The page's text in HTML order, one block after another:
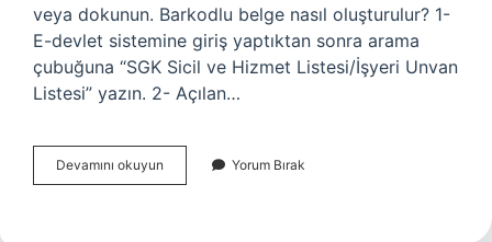
veya dokunun. Barkodlu belge nasıl oluşturulur? 1-
E-devlet sistemine giriş yaptıktan sonra arama
çubuğuna “SGK Sicil ve Hizmet Listesi/İşyeri Unvan
Listesi” yazın. 2- Açılan…
Devamını okuyun
Barkod
Yorum Bırak